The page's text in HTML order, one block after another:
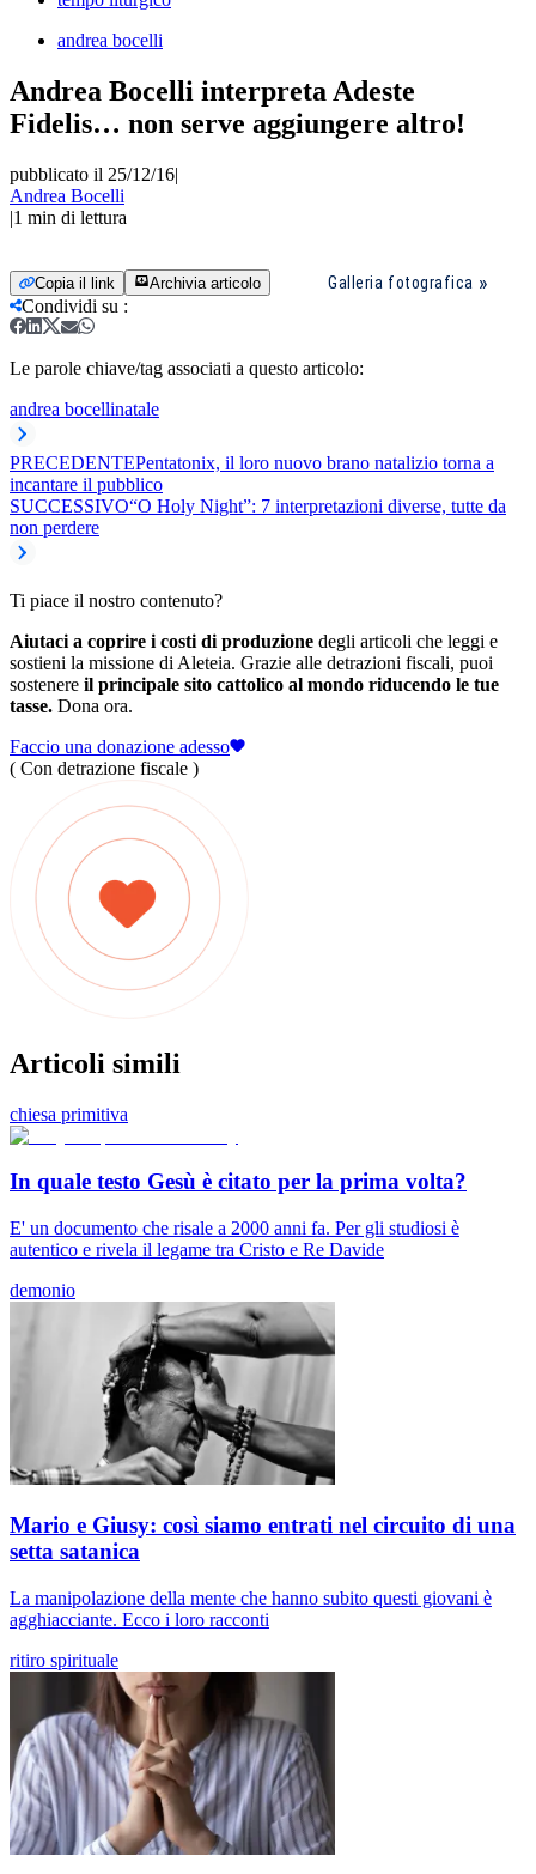
andrea bocelli
Andrea Bocelli interpreta Adeste
Fidelis… non serve aggiungere altro!
pubblicato il 25/12/16|
Andrea Bocelli
|1 min di lettura
Galleria fotografica
Copia il link Archivia articolo
Condividi su :
Le parole chiave/tag associati a questo articolo:
andrea bocellinatale
PRECEDENTEPentatonix, il loro nuovo brano natalizio torna a
incantare il pubblico
SUCCESSIVO“O Holy Night”: 7 interpretazioni diverse, tutte da
non perdere
Ti piace il nostro contenuto?
Aiutaci a coprire i costi di produzione degli articoli che leggi e
sostieni la missione di Aleteia. Grazie alle detrazioni fiscali, puoi
sostenere il principale sito cattolico al mondo riducendo le tue
tasse. Dona ora.
Faccio una donazione adesso
( Con detrazione fiscale )
Articoli simili
chiesa primitiva
In quale testo Gesù è citato per la prima volta?
E' un documento che risale a 2000 anni fa. Per gli studiosi è
autentico e rivela il legame tra Cristo e Re Davide
demonio
Mario e Giusy: così siamo entrati nel circuito di una
setta satanica
La manipolazione della mente che hanno subito questi giovani è
agghiacciante. Ecco i loro racconti
ritiro spirituale